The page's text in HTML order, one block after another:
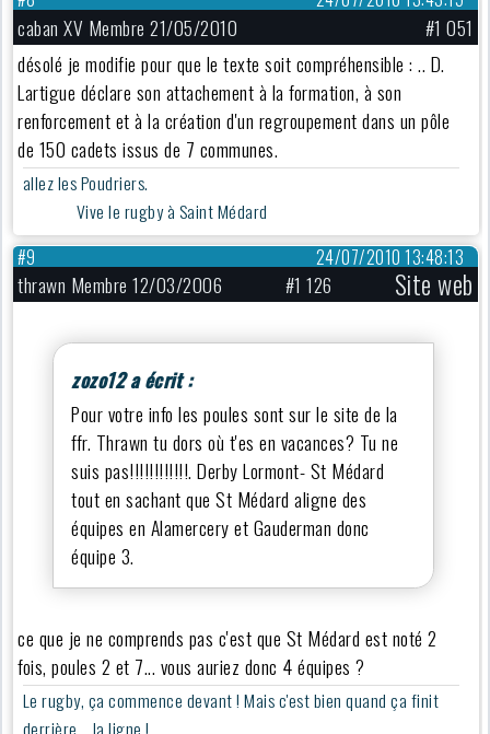
caban XV Membre 21/05/2010
#1 051
désolé je modifie pour que le texte soit compréhensible : .. D.
Lartigue déclare son attachement à la formation, à son
renforcement et à la création d'un regroupement dans un pôle
de 150 cadets issus de 7 communes.
allez les Poudriers.
Vive le rugby à Saint Médard
24/07/2010 13:48:13
#9
thrawn Membre 12/03/2006 #1 126 Site web
zozo12 a écrit :
Pour votre info les poules sont sur le site de la
ffr. Thrawn tu dors où t'es en vacances? Tu ne
suis pas!!!!!!!!!!!!. Derby Lormont- St Médard
tout en sachant que St Médard aligne des
équipes en Alamercery et Gauderman donc
équipe 3.
ce que je ne comprends pas c'est que St Médard est noté 2
fois, poules 2 et 7... vous auriez donc 4 équipes ?
Le rugby, ça commence devant ! Mais c'est bien quand ça finit
derrière... la ligne !